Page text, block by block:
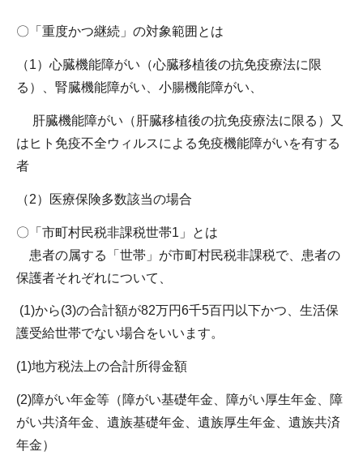
〇「重度かつ継続」の対象範囲とは
（1）心臓機能障がい（心臓移植後の抗免疫療法に限
る）、腎臓機能障がい、小腸機能障がい、
肝臓機能障がい（肝臓移植後の抗免疫療法に限る）又
はヒト免疫不全ウィルスによる免疫機能障がいを有する
者
（2）医療保険多数該当の場合
〇「市町村民税非課税世帯1」とは
患者の属する「世帯」が市町村民税非課税で、患者の
保護者それぞれについて、
(1)から(3)の合計額が82万円6千5百円以下かつ、生活保
護受給世帯でない場合をいいます。
(1)地方税法上の合計所得金額
(2)障がい年金等（障がい基礎年金、障がい厚生年金、障
がい共済年金、遺族基礎年金、遺族厚生年金、遺族共済
年金）